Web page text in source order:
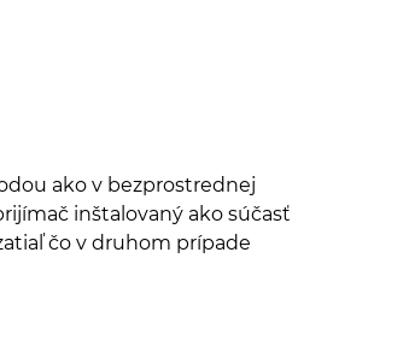
ako v bezprostrednej
inštalovaný ako súčasť
čo v druhom prípade